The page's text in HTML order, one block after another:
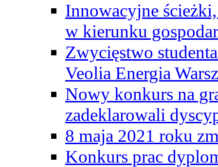
Innowacyjne
w kierunku
Zwycięstwo
Veolia Energia
Nowy konkurs na
zadeklarowali
8 maja 2021 roku
Konkurs prac